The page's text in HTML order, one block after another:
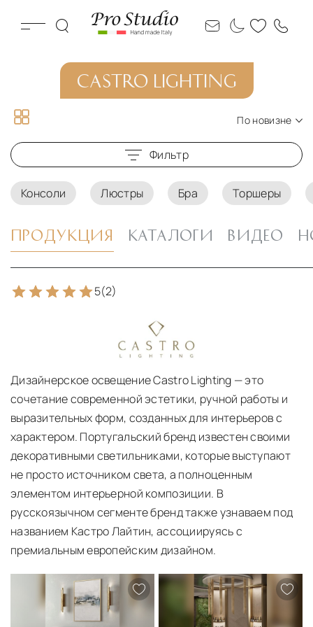
CASTRO LIGHTING
По новизне
По новизне
По цене по возрастанию
По цене по убыванию
Фильтр
Консоли Люстры Бра Торшеры
ПРОДУКЦИЯ КАТАЛОГИ ВИДЕО
5(2)
О ПРОИЗВОДИТЕЛЕ CASTRO LIGHTING
Дизайнерское освещение Castro Lighting — это
сочетание современной эстетики, ручной работы и
выразительных форм, созданных для интерьеров с
характером. Португальский бренд известен своими
декоративными светильниками, которые выступают
не просто источником света, а полноценным
элементом интерьерной композиции. В
русскоязычном сегменте бренд также узнаваем под
названием Кастро Лайтин, ассоциируясь с
премиальным европейским дизайном.